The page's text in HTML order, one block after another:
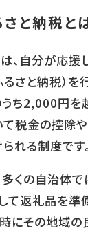
さと納税と
、自分が応援
さと納税）を
ち2,000円を
て税金の控除
れる制度です。
多くの自治体で
て返礼品を準備
にその地域の